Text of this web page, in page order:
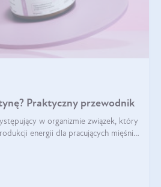
Praktyczny przewodnik
w organizmie związek, który
energii dla pracujących mięśni.